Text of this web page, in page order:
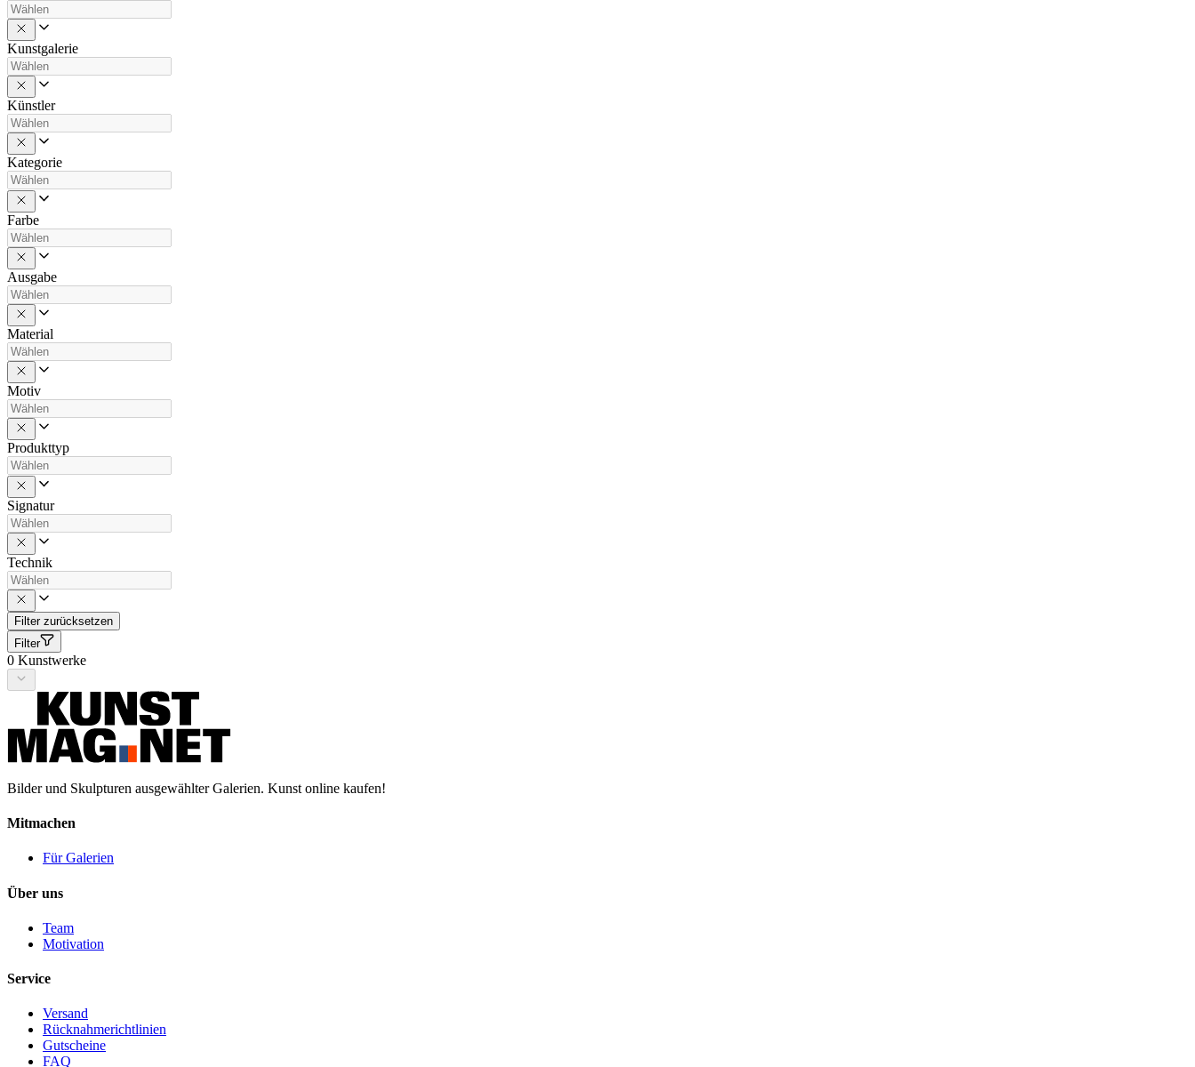
Kunstgalerie
Künstler
Kategorie
Farbe
Ausgabe
Material
Motiv
Produkttyp
Signatur
Technik
Filter zurücksetzen
Filter
0 Kunstwerke
Bilder und Skulpturen ausgewählter Galerien. Kunst online kaufen!
Mitmachen
Für Galerien
Über uns
Team
Motivation
Service
Versand
Rücknahmerichtlinien
Gutscheine
FAQ